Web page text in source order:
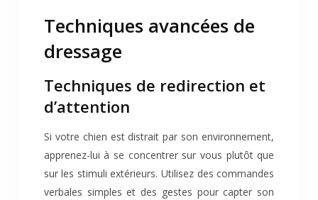
Techniques avancées de
dressage
Techniques de redirection et
d’attention
Si votre chien est distrait par son environnement,
apprenez-lui à se concentrer sur vous plutôt que
sur les stimuli extérieurs. Utilisez des commandes
verbales simples et des gestes pour capter son